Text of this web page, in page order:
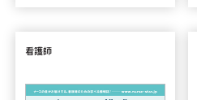
看護師